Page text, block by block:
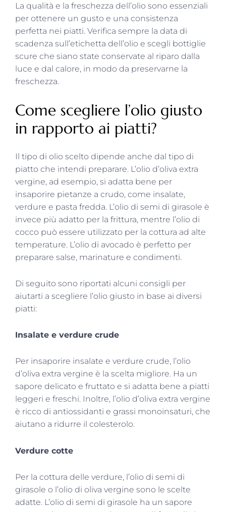
La qualità e la freschezza dell’olio sono essenziali
per ottenere un gusto e una consistenza
perfetta nei piatti. Verifica sempre la data di
scadenza sull’etichetta dell’olio e scegli bottiglie
scure che siano state conservate al riparo dalla
luce e dal calore, in modo da preservarne la
freschezza.
Come scegliere l’olio giusto
in rapporto ai piatti?
Il tipo di olio scelto dipende anche dal tipo di
piatto che intendi preparare. L’olio d’oliva extra
vergine, ad esempio, si adatta bene per
insaporire pietanze a crudo, come insalate,
verdure e pasta fredda. L’olio di semi di girasole è
invece più adatto per la frittura, mentre l’olio di
cocco può essere utilizzato per la cottura ad alte
temperature. L’olio di avocado è perfetto per
preparare salse, marinature e condimenti.
Di seguito sono riportati alcuni consigli per
aiutarti a scegliere l’olio giusto in base ai diversi
piatti:
Insalate e verdure crude
Per insaporire insalate e verdure crude, l’olio
d’oliva extra vergine è la scelta migliore. Ha un
sapore delicato e fruttato e si adatta bene a piatti
leggeri e freschi. Inoltre, l’olio d’oliva extra vergine
è ricco di antiossidanti e grassi monoinsaturi, che
aiutano a ridurre il colesterolo.
Verdure cotte
Per la cottura delle verdure, l’olio di semi di
girasole o l’olio di oliva vergine sono le scelte
adatte. L’olio di semi di girasole ha un sapore